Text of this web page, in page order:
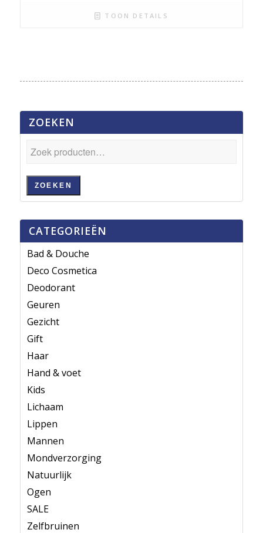
TOON DETAILS
ZOEKEN
ZOEKEN
CATEGORIEËN
Bad & Douche
Deco Cosmetica
Deodorant
Geuren
Gezicht
Gift
Haar
Hand & voet
Kids
Lichaam
Lippen
Mannen
Mondverzorging
Natuurlijk
Ogen
SALE
Zelfbruinen